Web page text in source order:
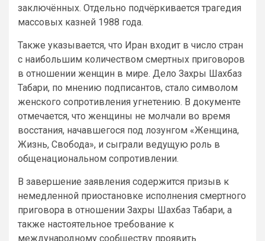
заключённых. Отдельно подчёркивается трагедия
массовых казней 1988 года.
Также указывается, что Иран входит в число стран
с наибольшим количеством смертных приговоров
в отношении женщин в мире. Дело Захры Шахбаз
Табари, по мнению подписантов, стало символом
женского сопротивления угнетению. В документе
отмечается, что женщины не молчали во время
восстания, начавшегося под лозунгом «Женщина,
Жизнь, Свобода», и сыграли ведущую роль в
общенациональном сопротивлении.
В завершение заявления содержится призыв к
немедленной приостановке исполнения смертного
приговора в отношении Захры Шахбаз Табари, а
также настоятельное требование к
международному сообществу проявить